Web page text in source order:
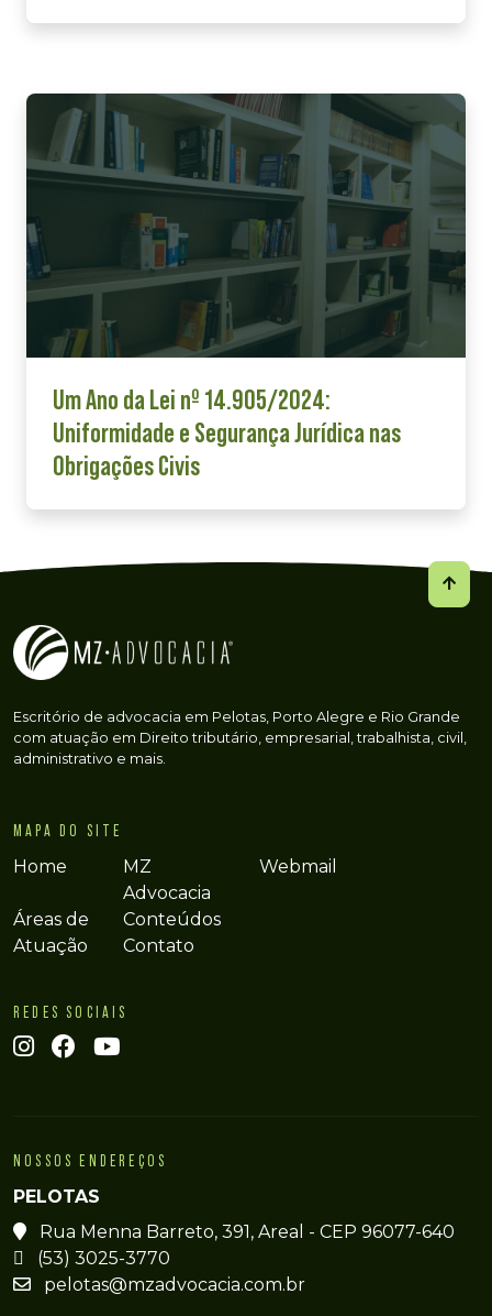
Um Ano da Lei nº 14.905/2024:
Uniformidade e Segurança Jurídica nas
Obrigações Civis
Escritório de advocacia em Pelotas, Porto Alegre e Rio Grande
com atuação em Direito tributário, empresarial, trabalhista, civil,
administrativo e mais.
MAPA DO SITE
Home
MZ
Advocacia
Áreas de
Atuação
Conteúdos
Contato
Webmail
REDES SOCIAIS
NOSSOS ENDEREÇOS
PELOTAS
Rua Menna Barreto, 391, Areal - CEP 96077-640
(53) 3025-3770
pelotas@mzadvocacia.com.br